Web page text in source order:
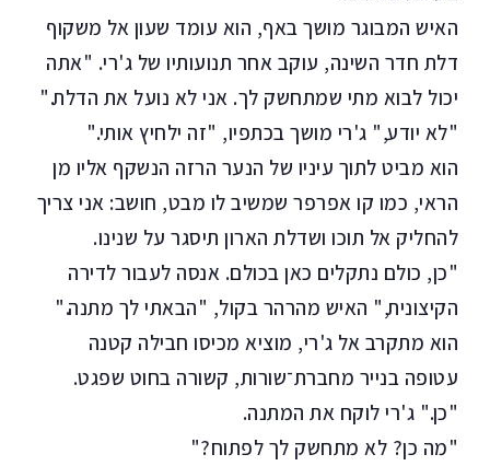
האיש המבוגר מושך באף, הוא עומד שעון אל משקוף
דלת חדר השינה, עוקב אחר תנועותיו של ג'רי. "אתה
יכול לבוא מתי שמתחשק לך. אני לא נועל את הדלת."
"לא יודע," ג'רי מושך בכתפיו, "זה ילחיץ אותי."
הוא מביט לתוך עיניו של הנער הרזה הנשקף אליו מן
הראי, כמו קו אפרפר שמשיב לו מבט, חושב: אני צריך
להחליק אל תוכו ושדלת הארון תיסגר על שנינו.
"כן, כולם נתקלים כאן בכולם. אנסה לעבור לדירה
הקיצונית," האיש מהרהר בקול, "הבאתי לך מתנה."
הוא מתקרב אל ג'רי, מוציא מכיסו חבילה קטנה
עטופה בנייר מחברת־שורות, קשורה בחוט שפגט.
"כן." ג'רי לוקח את המתנה.
"מה כן? לא מתחשק לך לפתוח?"